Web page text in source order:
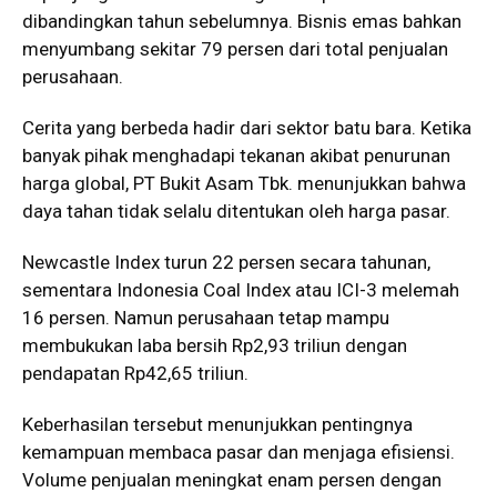
dibandingkan tahun sebelumnya. Bisnis emas bahkan
menyumbang sekitar 79 persen dari total penjualan
perusahaan.
Cerita yang berbeda hadir dari sektor batu bara. Ketika
banyak pihak menghadapi tekanan akibat penurunan
harga global, PT Bukit Asam Tbk. menunjukkan bahwa
daya tahan tidak selalu ditentukan oleh harga pasar.
Newcastle Index turun 22 persen secara tahunan,
sementara Indonesia Coal Index atau ICI-3 melemah
16 persen. Namun perusahaan tetap mampu
membukukan laba bersih Rp2,93 triliun dengan
pendapatan Rp42,65 triliun.
Keberhasilan tersebut menunjukkan pentingnya
kemampuan membaca pasar dan menjaga efisiensi.
Volume penjualan meningkat enam persen dengan